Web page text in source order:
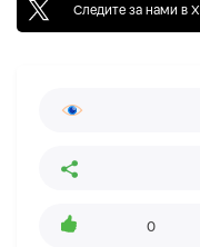
Следите за нами в X
0